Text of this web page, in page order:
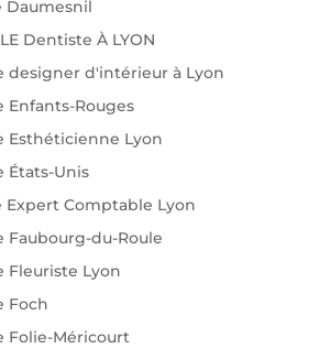
Daumesnil
Dentiste À LYON
designer d'intérieur à Lyon
Rouges
Esthéticienne Lyon
États-Unis
Comptable Lyon
Faubourg-du-Roule
Fleuriste Lyon
Foch
Folie-Méricourt